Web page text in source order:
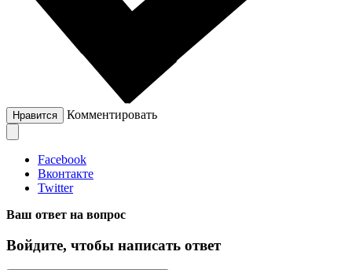
Нравится Комментировать
Facebook
Вконтакте
Twitter
Ваш ответ на вопрос
Войдите, чтобы написать ответ